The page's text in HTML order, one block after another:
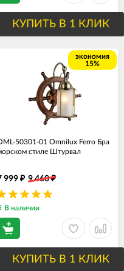
КУПИТЬ В 1 КЛИК
экономия
15%
50301-01 Omnilux Ferro Бра
стиле Штурвал
999 ₽ 9 460₽
В наличии
КУПИТЬ В 1 КЛИК